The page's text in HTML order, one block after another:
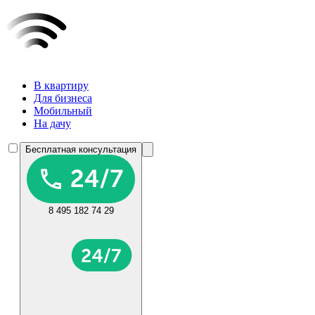
В квартиру
Для бизнеса
Мобильный
На дачу
Бесплатная консультация
8 495 182 74 29